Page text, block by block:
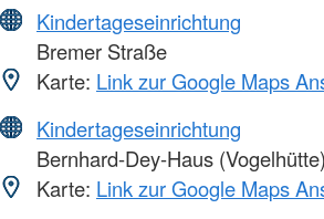
Kindertageseinrichtung
Bremer Straße
Karte: Link zur Google Maps
Kindertageseinrichtung
Bernhard-Dey-Haus (Vogelhütte)
Karte: Link zur Google Maps